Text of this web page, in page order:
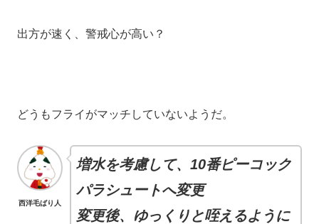
出方が速く、警戒心が高い？
どうもフライがマッチしていないようだ。
西洋毛ばり人
増水を考慮して、10番ピーコック
パラシュートへ変更
変更後、ゆっくりと咥えるように